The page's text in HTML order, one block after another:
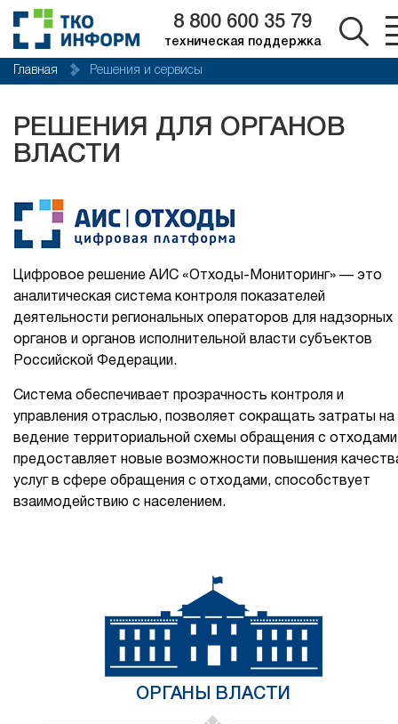
8 800 600 35 79
техническая поддержка
Главная Решения и сервисы
РЕШЕНИЯ ДЛЯ ОРГАНОВ
ВЛАСТИ
Цифровое решение АИС «Отходы-Мониторинг» — это
аналитическая система контроля показателей
деятельности региональных операторов для надзорных
органов и органов исполнительной власти субъектов
Российской Федерации.
Система обеспечивает прозрачность контроля и
управления отраслью, позволяет сокращать затраты на
ведение территориальной схемы обращения с
предоставляет новые возможности повышения
услуг в сфере обращения с отходами, cпособствует
взаимодействию с населением.
ОРГАНЫ ВЛАСТИ